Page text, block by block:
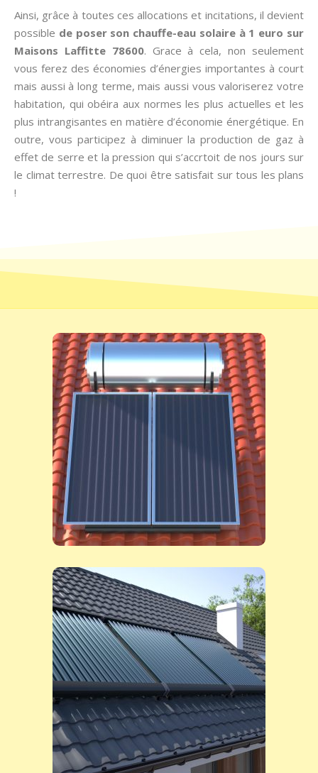
Ainsi, grâce à toutes ces allocations et incitations, il devient
possible de poser son chauffe-eau solaire à 1 euro sur
Maisons Laffitte 78600. Grace à cela, non seulement
vous ferez des économies d’énergies importantes à court
mais aussi à long terme, mais aussi vous valoriserez votre
habitation, qui obéira aux normes les plus actuelles et les
plus intrangisantes en matière d’économie énergétique. En
outre, vous participez à diminuer la production de gaz à
effet de serre et la pression qui s’accrtoit de nos jours sur
le climat terrestre. De quoi être satisfait sur tous les plans
!